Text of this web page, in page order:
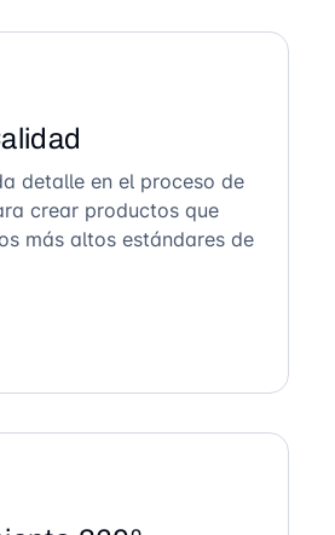
detalle en el proceso de
crear productos que
más altos estándares de